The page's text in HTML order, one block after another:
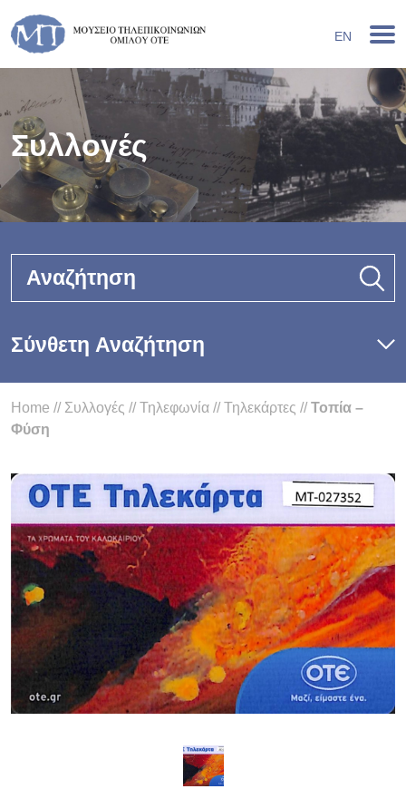
EN
Συλλογές
Αναζήτηση
Σύνθετη Αναζήτηση
Home // Συλλογές //Τηλεφωνία //Τηλεκάρτες //Τοπία –
Φύση